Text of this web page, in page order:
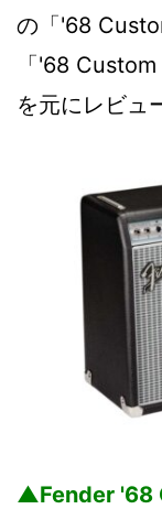
の「'68
「'68
を元にレビュ
▲Fender '68